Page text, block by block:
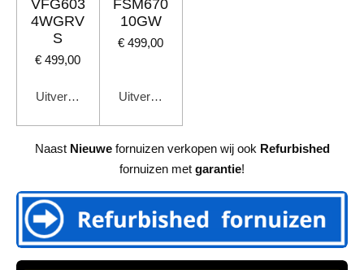
VFG603
4WGRV
S
€ 499,00
Uitverkocht
FSM670
10GW
€ 499,00
Uitverkocht
Naast Nieuwe fornuizen verkopen wij ook Refurbished
fornuizen met garantie!